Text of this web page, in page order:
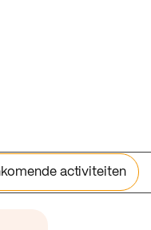
activiteiten